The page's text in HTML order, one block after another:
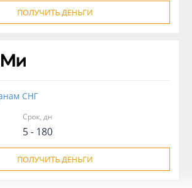
ПОЛУЧИТЬ ДЕНЬГИ
СНГ
Срок, дн
5 - 180
ПОЛУЧИТЬ ДЕНЬГИ